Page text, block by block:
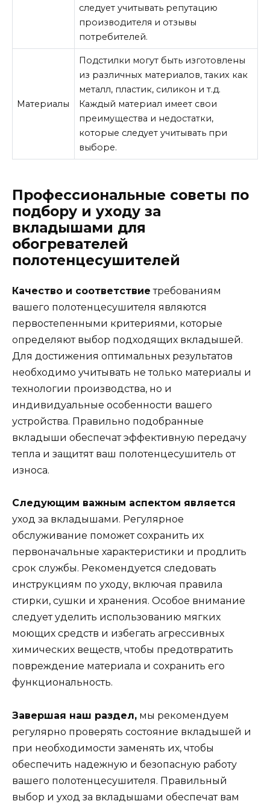
следует учитывать репутацию
производителя и отзывы
потребителей.
Материалы
Подстилки могут быть изготовлены
из различных материалов, таких как
металл, пластик, силикон и т.д.
Каждый материал имеет свои
преимущества и недостатки,
которые следует учитывать при
выборе.
Профессиональные советы по
подбору и уходу за
вкладышами для
обогревателей
полотенцесушителей
Качество и соответствие требованиям
вашего полотенцесушителя являются
первостепенными критериями, которые
определяют выбор подходящих вкладышей.
Для достижения оптимальных результатов
необходимо учитывать не только материалы и
технологии производства, но и
индивидуальные особенности вашего
устройства. Правильно подобранные
вкладыши обеспечат эффективную передачу
тепла и защитят ваш полотенцесушитель от
износа.
Следующим важным аспектом является
уход за вкладышами. Регулярное
обслуживание поможет сохранить их
первоначальные характеристики и продлить
срок службы. Рекомендуется следовать
инструкциям по уходу, включая правила
стирки, сушки и хранения. Особое внимание
следует уделить использованию мягких
моющих средств и избегать агрессивных
химических веществ, чтобы предотвратить
повреждение материала и сохранить его
функциональность.
Завершая наш раздел, мы рекомендуем
регулярно проверять состояние вкладышей и
при необходимости заменять их, чтобы
обеспечить надежную и безопасную работу
вашего полотенцесушителя. Правильный
выбор и уход за вкладышами обеспечат вам